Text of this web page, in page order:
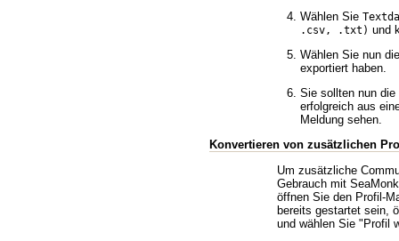
Wählen Sie
.csv, .txt) und
Wählen Sie nun
exportiert haben.
Sie sollten nun die
erfolgreich aus
Meldung sehen.
Konvertieren von zusätzlichen
Um zusätzliche
Gebrauch mit
öffnen Sie den Profil-
bereits gestartet sein,
und wählen Sie
Profil